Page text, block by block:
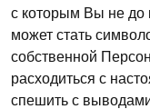
с которым Вы не до
может стать
собственной
расходиться с
спешить с